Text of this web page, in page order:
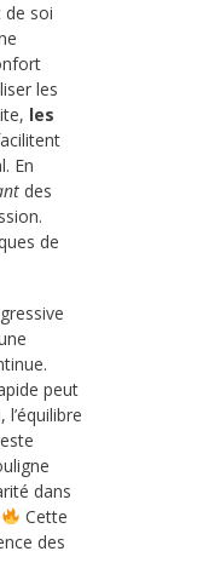
soi
les
les
En
des
de
peut
dans
Cette
des